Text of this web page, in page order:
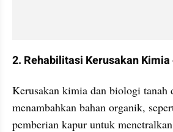
2. Rehabilitasi Kerusakan
Kerusakan kimia dan biologi tanah
menambahkan bahan organik,
pemberian kapur untuk